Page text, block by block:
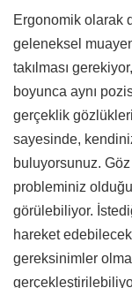
Ergonomik olarak
geleneksel
takılması
boyunca aynı
gerçeklik
sayesinde,
buluyorsunuz.
probleminiz
görülebiliyor.
hareket
gereksinimler